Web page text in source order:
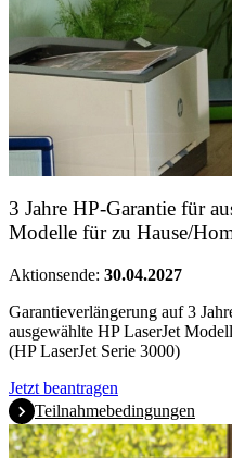
3 Jahre HP-Garantie für
Modelle für zu Hause/
Aktionsende: 30.04.2027
Garantieverlängerung auf 3
ausgewählte HP LaserJet
(HP LaserJet Serie 3000)
Jetzt beantragen
Teilnahmebedingungen